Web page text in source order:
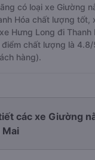
có loại xe Giường
Hóa chất lượng tốt,
Hưng Long đi Thanh
điểm chất lượng là
hàng).
các xe Giường
Mai